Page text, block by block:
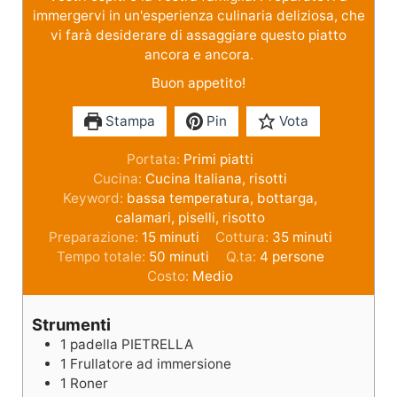
immergervi in un'esperienza culinaria deliziosa, che
vi farà desiderare di assaggiare questo piatto
ancora e ancora.
Buon appetito!
Stampa Pin Vota
Portata: Primi piatti
Cucina: Cucina Italiana, risotti
Keyword: bassa temperatura, bottarga,
calamari, piselli, risotto
Preparazione: 15 minuti Cottura: 35 minuti
Tempo totale: 50 minuti Q.ta: 4 persone
Costo: Medio
Strumenti
1 padella PIETRELLA
1 Frullatore ad immersione
1 Roner